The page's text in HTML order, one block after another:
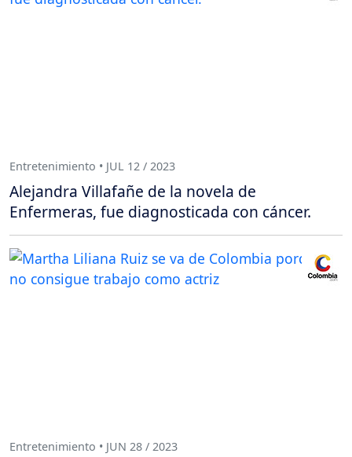
Entretenimiento • JUL 12 / 2023
Alejandra Villafañe de la novela de
Enfermeras, fue diagnosticada con cáncer.
Entretenimiento • JUN 28 / 2023